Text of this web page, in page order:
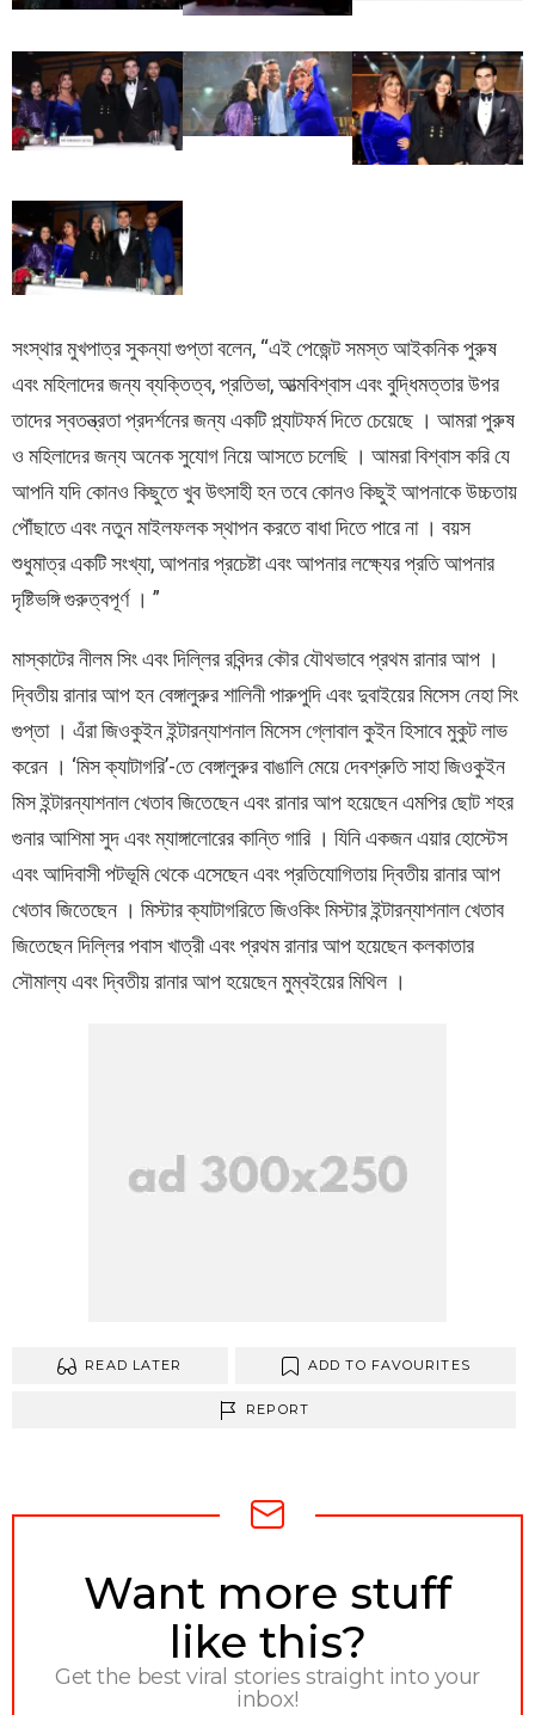
সংস্থার মুখপাত্র সুকন্যা গুপ্তা বলেন, “এই পেজেন্ট সমস্ত আইকনিক পুরুষ
এবং মহিলাদের জন্য ব্যক্তিত্ব, প্রতিভা, আত্মবিশ্বাস এবং বুদ্ধিমত্তার উপর
তাদের স্বতন্ত্রতা প্রদর্শনের জন্য একটি প্ল্যাটফর্ম দিতে চেয়েছে । আমরা পুরুষ
ও মহিলাদের জন্য অনেক সুযোগ নিয়ে আসতে চলেছি । আমরা বিশ্বাস করি যে
আপনি যদি কোনও কিছুতে খুব উৎসাহী হন তবে কোনও কিছুই আপনাকে উচ্চতায়
পৌঁছাতে এবং নতুন মাইলফলক স্থাপন করতে বাধা দিতে পারে না । বয়স
শুধুমাত্র একটি সংখ্যা, আপনার প্রচেষ্টা এবং আপনার লক্ষ্যের প্রতি আপনার
দৃষ্টিভঙ্গি গুরুত্বপূর্ণ । ”
মাস্কাটের নীলম সিং এবং দিল্লির রবিন্দর কৌর যৌথভাবে প্রথম রানার আপ ।
দ্বিতীয় রানার আপ হন বেঙ্গালুরুর শালিনী পারুপুদি এবং দুবাইয়ের মিসেস নেহা সিং
গুপ্তা । এঁরা জিওকুইন ইন্টারন্যাশনাল মিসেস গ্লোবাল কুইন হিসাবে মুকুট লাভ
করেন । ‘মিস ক্যাটাগরি’-তে বেঙ্গালুরুর বাঙালি মেয়ে দেবশ্রুতি সাহা জিওকুইন
মিস ইন্টারন্যাশনাল খেতাব জিতেছেন এবং রানার আপ হয়েছেন এমপির ছোট শহর
গুনার আশিমা সুদ এবং ম্যাঙ্গালোরের কান্তি গারি । যিনি একজন এয়ার হোস্টেস
এবং আদিবাসী পটভূমি থেকে এসেছেন এবং প্রতিযোগিতায় দ্বিতীয় রানার আপ
খেতাব জিতেছেন । মিস্টার ক্যাটাগরিতে জিওকিং মিস্টার ইন্টারন্যাশনাল খেতাব
জিতেছেন দিল্লির পবাস খাত্রী এবং প্রথম রানার আপ হয়েছেন কলকাতার
সৌমাল্য এবং দ্বিতীয় রানার আপ হয়েছেন মুম্বইয়ের মিথিল ।
READ LATER ADD TO FAVOURITES
REPORT
NEWSLETTER
Want more stuff
like this?
Get the best viral stories straight into your
inbox!